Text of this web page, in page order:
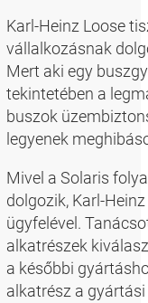
Karl-Heinz Loose
vállalkozásnak
Mert aki egy
tekintetében a
buszok
legyenek
Mivel a Solaris
dolgozik, Karl-
ügyfelével.
alkatrészek
a későbbi
alkatrész a